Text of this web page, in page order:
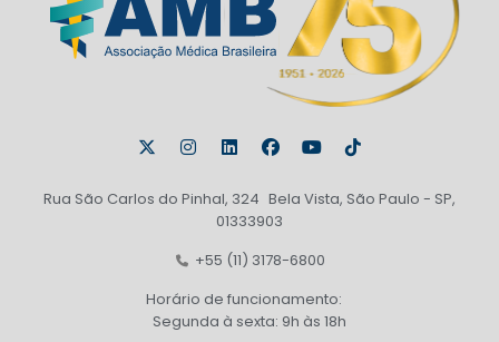
Rua São Carlos do Pinhal, 324 Bela Vista, São Paulo - SP,
01333903
+55 (11) 3178-6800
Horário de funcionamento:
Segunda à sexta: 9h às 18h